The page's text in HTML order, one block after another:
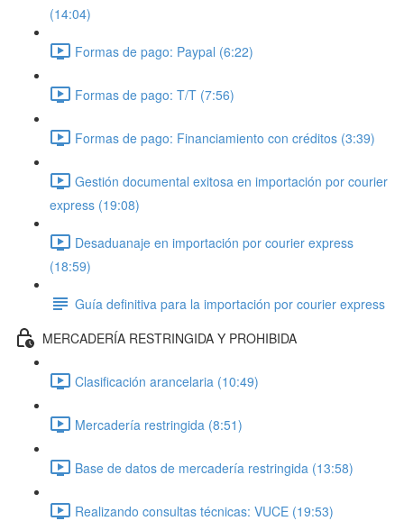
(14:04)
Formas de pago: Paypal (6:22)
Formas de pago: T/T (7:56)
Formas de pago: Financiamiento con créditos (3:39)
Gestión documental exitosa en importación por courier
express (19:08)
Desaduanaje en importación por courier express
(18:59)
Guía definitiva para la importación por courier express
MERCADERÍA RESTRINGIDA Y PROHIBIDA
Clasificación arancelaria (10:49)
Mercadería restringida (8:51)
Base de datos de mercadería restringida (13:58)
Realizando consultas técnicas: VUCE (19:53)